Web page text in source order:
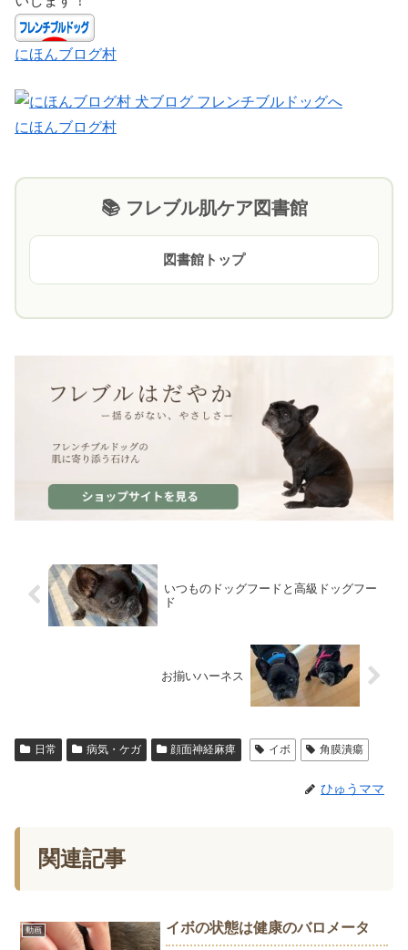
にほんブログ村
にほんブログ村
📚 フレブル肌ケア図書館
図書館トップ
いつものドッグフードと高級ドッグフー
ド
お揃いハーネス
日常 病気・ケガ 顔面神経麻痺 イボ 角膜潰瘍
ひゅうママ
関連記事
動画 イボの状態は健康のバロメータ